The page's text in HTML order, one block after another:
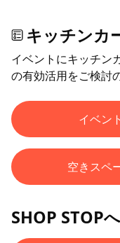
キッチンカ
イベントにキッチン
の有効活用をご検討
イベン
空きスペ
SHOP STOP